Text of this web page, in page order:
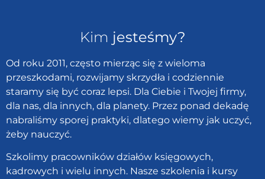
Kim jesteśmy?
Od roku 2011, często mierząc się z wieloma
przeszkodami, rozwijamy skrzydła i codziennie
staramy się być coraz lepsi. Dla Ciebie i Twojej firmy,
dla nas, dla innych, dla planety. Przez ponad dekadę
nabraliśmy sporej praktyki, dlatego wiemy jak uczyć,
żeby nauczyć.
Szkolimy pracowników działów księgowych,
kadrowych i wielu innych. Nasze szkolenia i kursy